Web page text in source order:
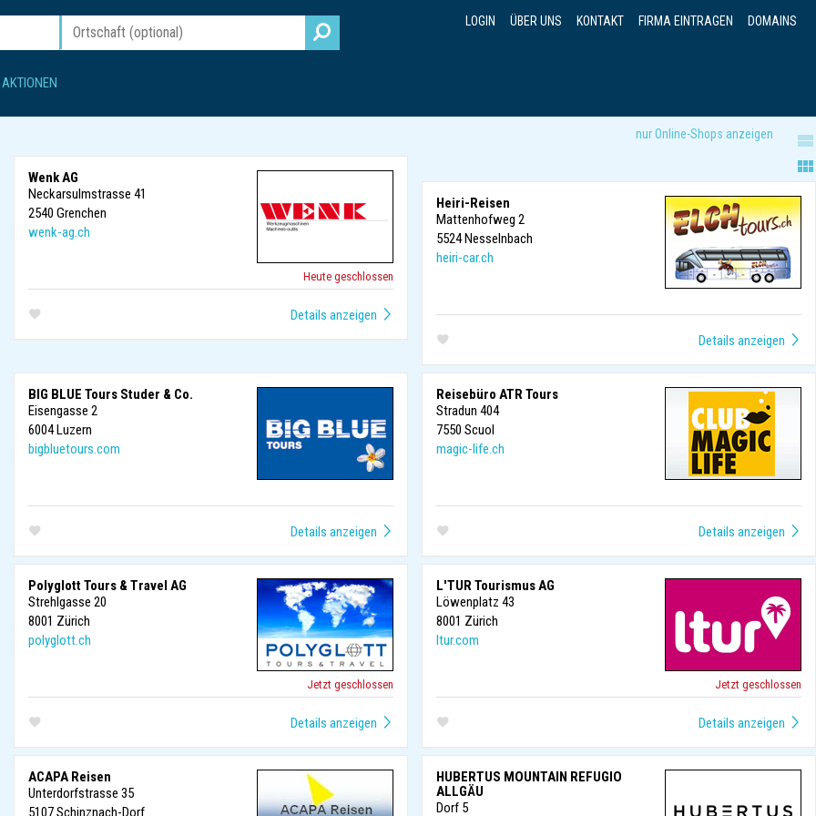
LOGIN ÜBER UNS KONTAKT FIRMA EINTRAGEN DOMAINS
AKTIONEN
nur Online-Shops anzeigen
Wenk AG
Neckarsulmstrasse 41
2540 Grenchen
wenk-ag.ch
Heute geschlossen
Heiri-Reisen
Mattenhofweg 2
5524Nesselnbach
heiri-car.ch
BIG BLUE Tours Studer & Co.
Eisengasse 2
6004Luzern
bigbluetours.com
Reisebüro ATR Tours
Stradun 404
7550 Scuol
magic-life.ch
Polyglott Tours & Travel AG
Strehlgasse 20
8001 Zürich
polyglott.ch
Jetzt geschlossen
L'TUR Tourismus AG
Löwenplatz 43
8001 Zürich
ltur.com
Jetzt geschlossen
ACAPA Reisen
Unterdorfstrasse 35
5107Schinznach-Dorf
HUBERTUS MOUNTAIN REFUGIO
ALLGÄU
Dorf 5